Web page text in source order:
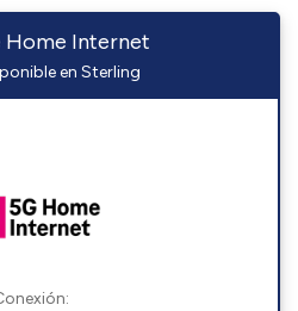
Home Internet
en Sterling